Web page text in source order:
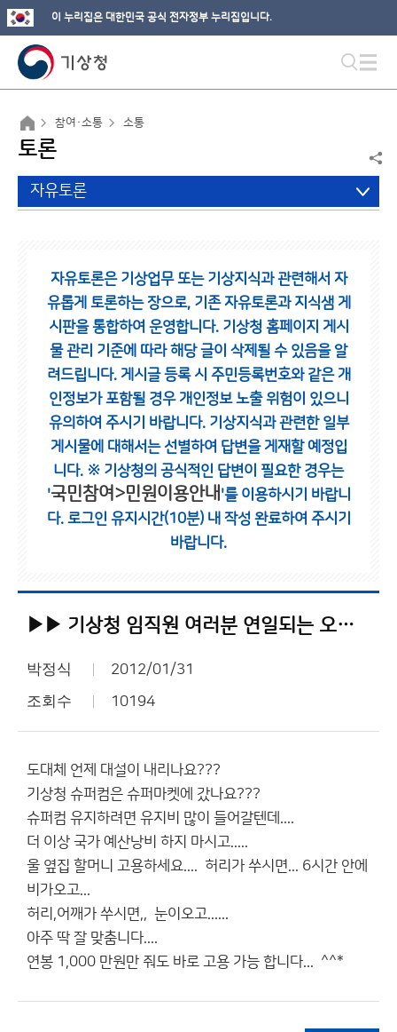
이 누리집은 대한민국 공식 전자정부 누리집입니다.
참여·소통 소통
토론
자유토론
자유토론은 기상업무 또는 기상지식과 관련해서 자
유롭게 토론하는 장으로, 기존 자유토론과 지식샘 게
시판을 통합하여 운영합니다. 기상청 홈페이지 게시
물 관리 기준에 따라 해당 글이 삭제될 수 있음을 알
려드립니다. 게시글 등록 시 주민등록번호와 같은 개
인정보가 포함될 경우 개인정보 노출 위험이 있으니
유의하여 주시기 바랍니다. 기상지식과 관련한 일부
게시물에 대해서는 선별하여 답변을 게재할 예정입
니다. ※ 기상청의 공식적인 답변이 필요한 경우는
'국민참여>민원이용안내 '를 이용하시기 바랍니
다. 로그인 유지시간(10분) 내 작성 완료하여 주시기
바랍니다.
▶▶ 기상청 임직원 여러분 연일되는 오보에 노고가 참.... 많으십니다...
박정식 2012/01/31
조회수 10194
도대체 언제 대설이 내리나요???
기상청 슈퍼컴은 슈퍼마켓에 갔나요???
슈퍼컴 유지하려면 유지비 많이 들어갈텐데....
더 이상 국가 예산낭비 하지 마시고.....
울 옆집 할머니 고용하세요.... 허리가 쑤시면... 6시간 안에
비가오고...
허리,어깨가 쑤시면,, 눈이오고......
아주 딱 잘 맞춤니다....
연봉 1,000 만원만 줘도 바로 고용 가능 합니다... ^^*